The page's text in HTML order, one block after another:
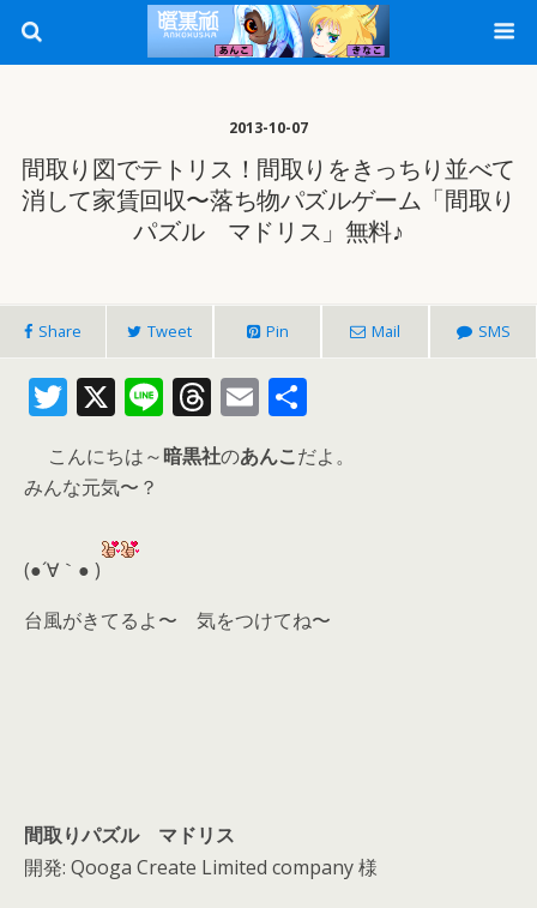
2013-10-07
間取り図でテトリス！間取りをきっちり並べて
消して家賃回収〜落ち物パズルゲーム「間取り
パズル マドリス」無料♪
Share Tweet Pin Mail SMS
T
w
itt
er
X Li
n
e
T
h
re
E
m
ai
有
こんにちは～暗黒社のあんこだよ。
みんな元気〜？
(●´∀｀● )
台風がきてるよ〜 気をつけてね〜
間取りパズル マドリス
開発: Qooga Create Limited company 様